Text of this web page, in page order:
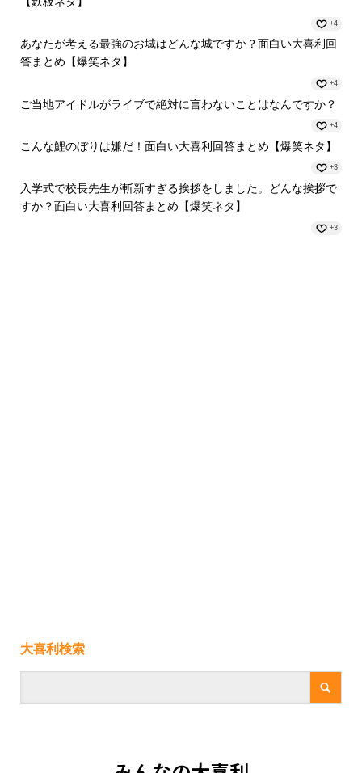
+4
あなたが考える最強のお城はどんな城ですか？面白い大喜利回
答まとめ【爆笑ネタ】
+4
ご当地アイドルがライブで絶対に言わないことはなんですか？
+4
こんな鯉のぼりは嫌だ！面白い大喜利回答まとめ【爆笑ネタ】
+3
入学式で校長先生が斬新すぎる挨拶をしました。どんな挨拶で
すか？面白い大喜利回答まとめ【爆笑ネタ】
+3
大喜利検索